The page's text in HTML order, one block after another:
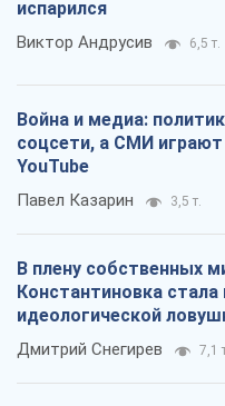
испарился
Виктор Андрусив 6,5 т.
Война и медиа:
соцсети, а СМИ играют
YouTube
Павел Казарин 3,5 т.
В плену собственных
Константиновка стала
идеологической
российских оккупантов
Дмитрий Снегирев 7,1